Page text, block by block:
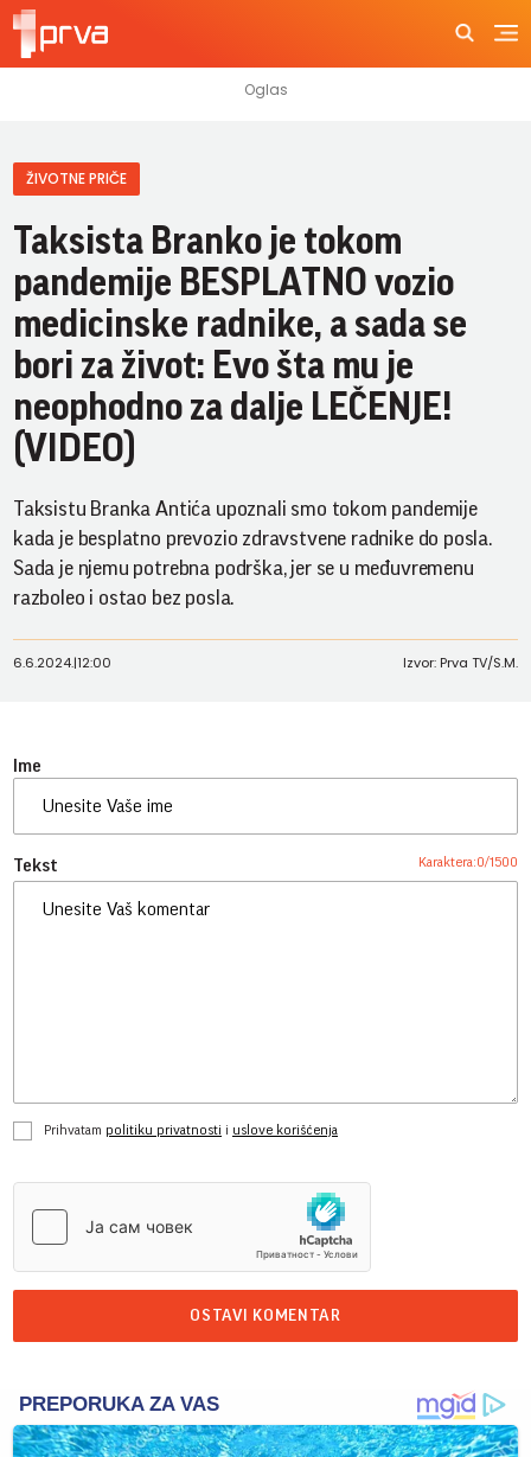
ŽIVOTNE PRIČE
Taksista Branko je tokom
pandemije BESPLATNO vozio
medicinske radnike, a sada se
bori za život: Evo šta mu je
neophodno za dalje LEČENJE!
(VIDEO)
Taksistu Branka Antića upoznali smo tokom pandemije
kada je besplatno prevozio zdravstvene radnike do posla.
Sada je njemu potrebna podrška, jer se u međuvremenu
razboleo i ostao bez posla.
6.6.2024.|12:00 Izvor: Prva TV/S.M.
Ime
Tekst Karaktera:0/1500
Prihvatam politiku privatnosti i uslove korišćenja
OSTAVI KOMENTAR